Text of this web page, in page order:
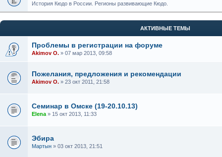
История Кюдо в России. Регионы развивающие Кюдо.
АКТИВНЫЕ ТЕМЫ
Проблемы в регистрации на форуме
Akimov O. » 07 мар 2013, 09:58
Пожелания, предложения и рекомендации
Akimov O. » 23 окт 2011, 21:58
Семинар в Омске (19-20.10.13)
Elena » 15 окт 2013, 11:33
Эбира
Мартын » 03 окт 2013, 21:51